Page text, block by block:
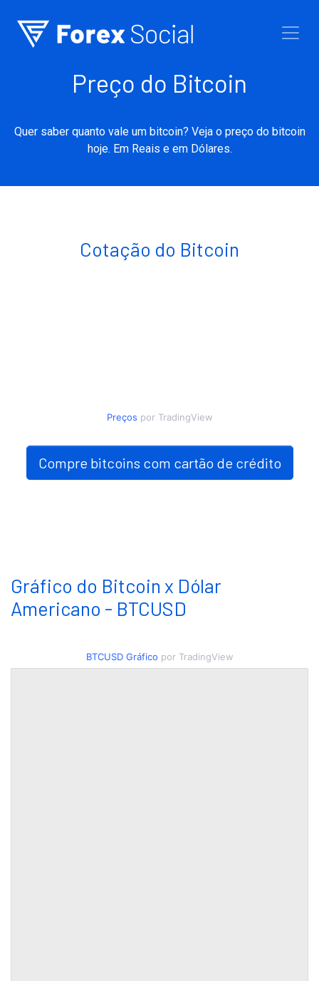
Preço do Bitcoin
Quer saber quanto vale um bitcoin? Veja o preço do bitcoin
hoje. Em Reais e em Dólares.
Cotação do Bitcoin
Preços por TradingView
Compre bitcoins com cartão de crédito
Gráfico do Bitcoin x Dólar
Americano - BTCUSD
BTCUSD Gráfico por TradingView